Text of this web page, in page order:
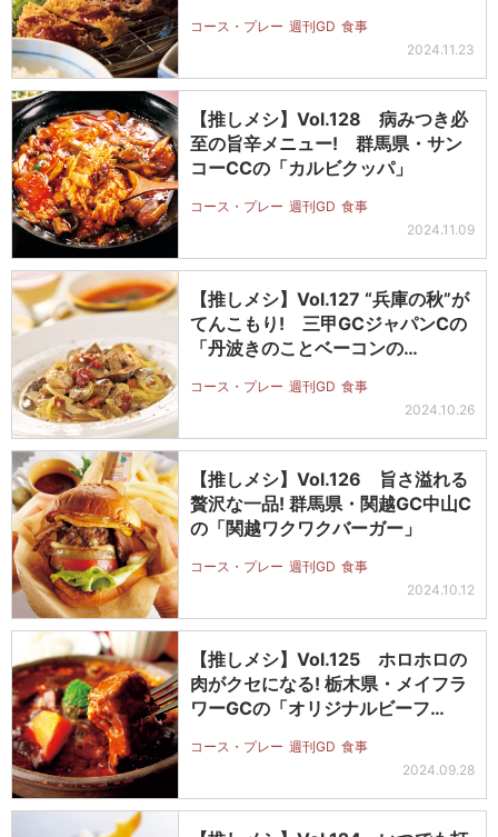
コース・プレー 週刊GD 食事
2024.11.23
【推しメシ】Vol.128 病みつき必
至の旨辛メニュー! 群馬県・サン
コーCCの「カルビクッパ」
コース・プレー 週刊GD 食事
2024.11.09
【推しメシ】Vol.127 “兵庫の秋”が
てんこもり! 三甲GCジャパンCの
「丹波きのことベーコンの…
コース・プレー 週刊GD 食事
2024.10.26
【推しメシ】Vol.126 旨さ溢れる
贅沢な一品! 群馬県・関越GC中山C
の「関越ワクワクバーガー」
コース・プレー 週刊GD 食事
2024.10.12
【推しメシ】Vol.125 ホロホロの
肉がクセになる! 栃木県・メイフラ
ワーGCの「オリジナルビーフ…
コース・プレー 週刊GD 食事
2024.09.28